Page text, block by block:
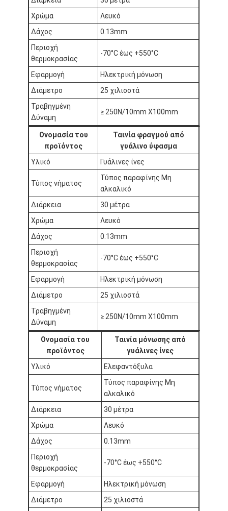
Ταινία υφασμάτων γυαλιού φύλλων αλουμινίου αργιλίου
Αντιμέτωπο φύλλο αλουμινίου έγγραφο της Kraft
Ύφασμα φίμπεργκλας φύλλων αλουμινίου αργιλίου
Scrim φύλλων αλουμινίου ταινία
Ταινία αγωγών υφασμάτων
Το διπλάσιο πλαισίωσε την κολλητική ταινία
Κολλητική ταινία της PET
Ρίψη επένδυσης ακρίβειας
Ηλεκτρική πίνακα μόνωσης
Χρώμα
Λευκό
Δάχος
0.13mm
Περιοχή
θερμοκρασίας
-70°C έως +550°C
Εφαρμογή
Ηλεκτρική μόνωση
Διάμετρο
25 χιλιοστά
Τραβηγμένη
Δύναμη
≥ 250N/10mm X100mm
Ονομασία του
προϊόντος
Ταινία φραγμού από
γυάλινο ύφασμα
Υλικό
Γυάλινες ίνες
Τύπος νήματος
Τύπος παραφίνης Μη
αλκαλικό
Διάρκεια
30 μέτρα
Χρώμα
Λευκό
Δάχος
0.13mm
Περιοχή
θερμοκρασίας
-70°C έως +550°C
Εφαρμογή
Ηλεκτρική μόνωση
Διάμετρο
25 χιλιοστά
Τραβηγμένη
Δύναμη
≥ 250N/10mm X100mm
Ονομασία του
προϊόντος
Ταινία μόνωσης από
γυάλινες ίνες
Υλικό
Ελεφαντόξυλα
Τύπος νήματος
Τύπος παραφίνης Μη
αλκαλικό
Διάρκεια
30 μέτρα
Χρώμα
Λευκό
Δάχος
0.13mm
Περιοχή
θερμοκρασίας
-70°C έως +550°C
Εφαρμογή
Ηλεκτρική μόνωση
Διάμετρο
25 χιλιοστά